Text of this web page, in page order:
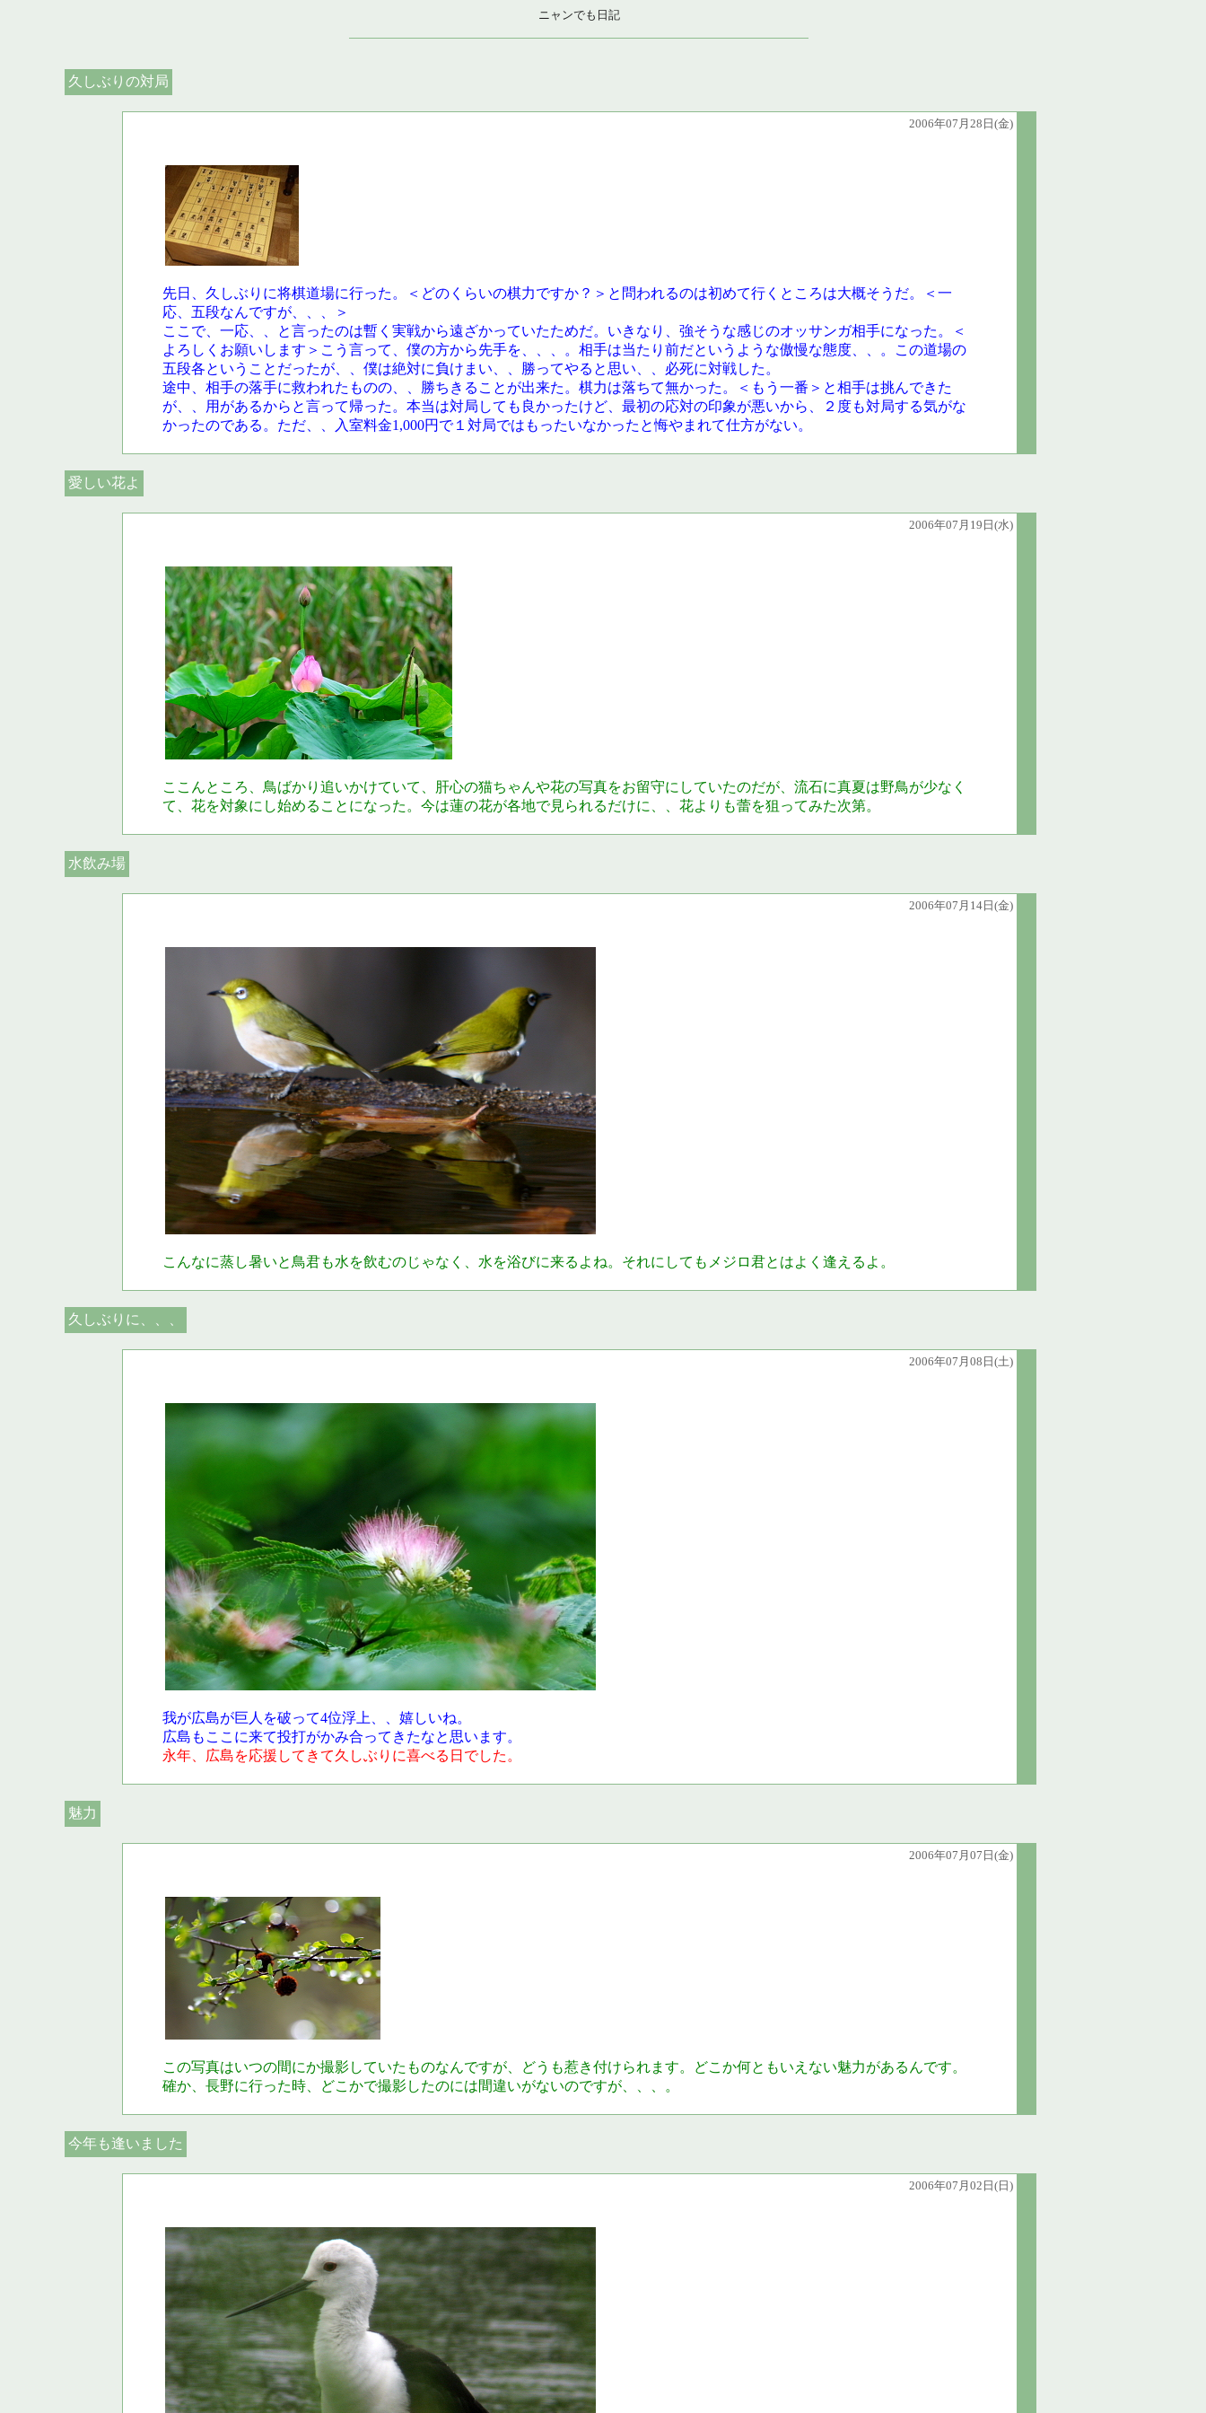
ニャンでも日記
久しぶりの対局
2006年07月28日(金)
先日、久しぶりに将棋道場に行った。＜どのくらいの棋力ですか？＞と問われるのは初めて行くところは大概そうだ。＜一
応、五段なんですが、、、＞
ここで、一応、、と言ったのは暫く実戦から遠ざかっていたためだ。いきなり、強そうな感じのオッサンガ相手になった。＜
よろしくお願いします＞こう言って、僕の方から先手を、、、。相手は当たり前だというような傲慢な態度、、。この道場の
五段各ということだったが、、僕は絶対に負けまい、、勝ってやると思い、、必死に対戦した。
途中、相手の落手に救われたものの、、勝ちきることが出来た。棋力は落ちて無かった。＜もう一番＞と相手は挑んできた
が、、用があるからと言って帰った。本当は対局しても良かったけど、最初の応対の印象が悪いから、２度も対局する気がな
かったのである。ただ、、入室料金1,000円で１対局ではもったいなかったと悔やまれて仕方がない。
愛しい花よ
2006年07月19日(水)
ここんところ、鳥ばかり追いかけていて、肝心の猫ちゃんや花の写真をお留守にしていたのだが、流石に真夏は野鳥が少なく
て、花を対象にし始めることになった。今は蓮の花が各地で見られるだけに、、花よりも蕾を狙ってみた次第。
水飲み場
2006年07月14日(金)
こんなに蒸し暑いと鳥君も水を飲むのじゃなく、水を浴びに来るよね。それにしてもメジロ君とはよく逢えるよ。
久しぶりに、、、
2006年07月08日(土)
我が広島が巨人を破って4位浮上、、嬉しいね。
広島もここに来て投打がかみ合ってきたなと思います。
永年、広島を応援してきて久しぶりに喜べる日でした。
魅力
2006年07月07日(金)
この写真はいつの間にか撮影していたものなんですが、どうも惹き付けられます。どこか何ともいえない魅力があるんです。
確か、長野に行った時、どこかで撮影したのには間違いがないのですが、、、。
今年も逢いました
2006年07月02日(日)